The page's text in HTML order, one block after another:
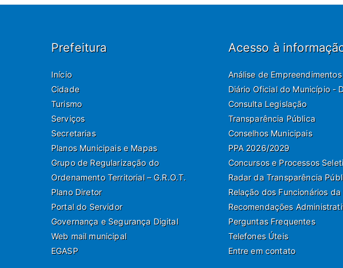
Prefeitura
Início
Cidade
Turismo
Serviços
Secretarias
Planos Municipais e Mapas
Grupo de Regularização do
Ordenamento Territorial – G.R.O.T.
Plano Diretor
Portal do Servidor
Governança e Segurança Digital
Web mail municipal
EGASP
Acesso à
Análise de Empreendimentos
Diário Oficial do Município -
Consulta Legislação
Transparência Pública
Conselhos Municipais
PPA 2026/2029
Concursos e Processos
Radar da Transparência
Relação dos Funcionários da
Recomendações
Perguntas Frequentes
Telefones Úteis
Entre em contato